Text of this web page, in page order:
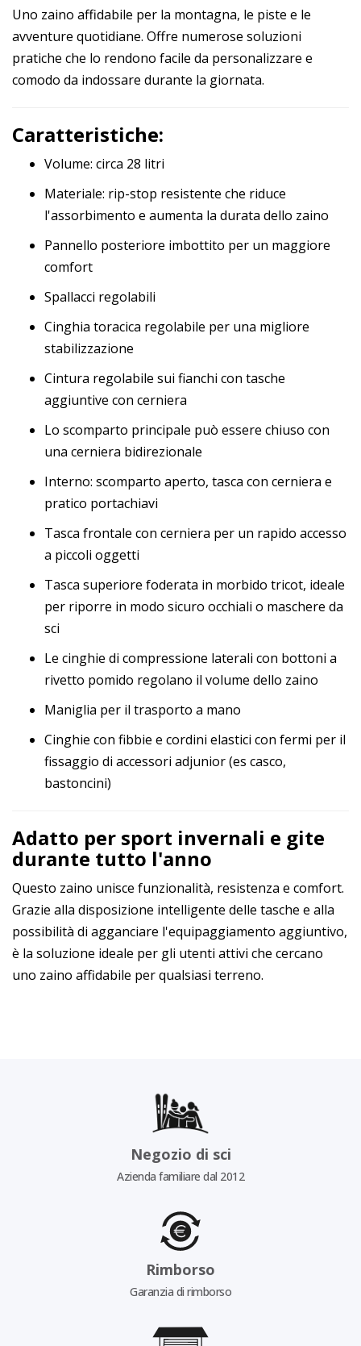
Uno zaino affidabile per la montagna, le piste e le
avventure quotidiane. Offre numerose soluzioni
pratiche che lo rendono facile da personalizzare e
comodo da indossare durante la giornata.
Caratteristiche:
Volume: circa 28 litri
Materiale: rip-stop resistente che riduce
l'assorbimento e aumenta la durata dello zaino
Pannello posteriore imbottito per un maggiore
comfort
Spallacci regolabili
Cinghia toracica regolabile per una migliore
stabilizzazione
Cintura regolabile sui fianchi con tasche
aggiuntive con cerniera
Lo scomparto principale può essere chiuso con
una cerniera bidirezionale
Interno: scomparto aperto, tasca con cerniera e
pratico portachiavi
Tasca frontale con cerniera per un rapido accesso
a piccoli oggetti
Tasca superiore foderata in morbido tricot, ideale
per riporre in modo sicuro occhiali o maschere da
sci
Le cinghie di compressione laterali con bottoni a
rivetto pomido regolano il volume dello zaino
Maniglia per il trasporto a mano
Cinghie con fibbie e cordini elastici con fermi per il
fissaggio di accessori adjunior (es casco,
bastoncini)
Adatto per sport invernali e gite
durante tutto l'anno
Questo zaino unisce funzionalità, resistenza e comfort.
Grazie alla disposizione intelligente delle tasche e alla
possibilità di agganciare l'equipaggiamento aggiuntivo,
è la soluzione ideale per gli utenti attivi che cercano
uno zaino affidabile per qualsiasi terreno.
Negozio di sci
Azienda familiare dal 2012
Rimborso
Garanzia di rimborso